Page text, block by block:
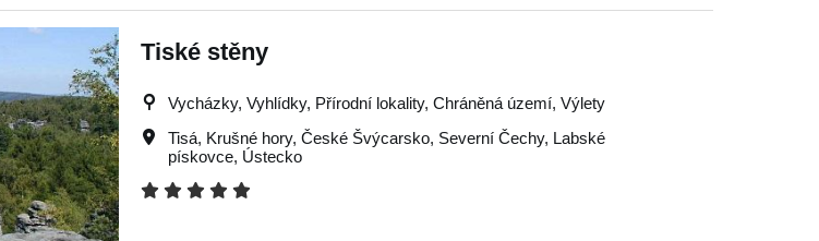
Tiské stěny
Vycházky, Vyhlídky, Přírodní lokality, Chráněná území, Výlety
Tisá, Krušné hory,České Švýcarsko, Severní Čechy, Labské
pískovce, Ústecko